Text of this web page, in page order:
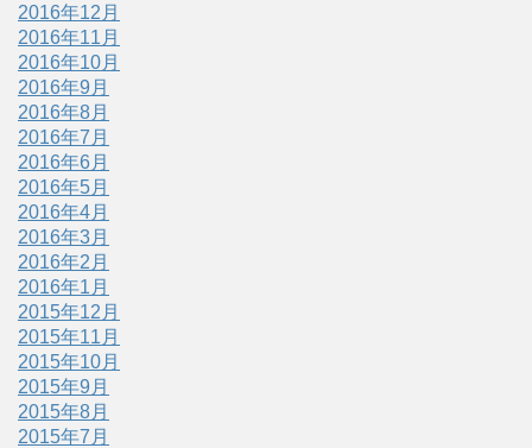
2016年12月
2016年11月
2016年10月
2016年9月
2016年8月
2016年7月
2016年6月
2016年5月
2016年4月
2016年3月
2016年2月
2016年1月
2015年12月
2015年11月
2015年10月
2015年9月
2015年8月
2015年7月